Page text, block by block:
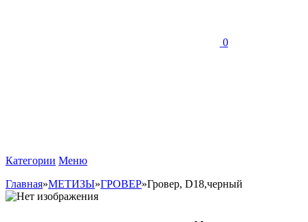
0
Категории Меню
Главная»МЕТИЗЫ»ГРОВЕР»Гровер, D18,черный